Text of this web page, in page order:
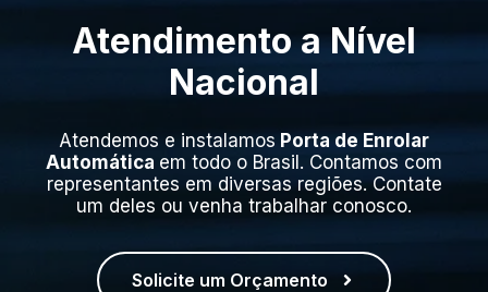
Atendimento a Nível
Nacional
Atendemos e instalamos Porta de Enrolar
Automática em todo o Brasil. Contamos com
representantes em diversas regiões. Contate
um deles ou venha trabalhar conosco.
Solicite um Orçamento